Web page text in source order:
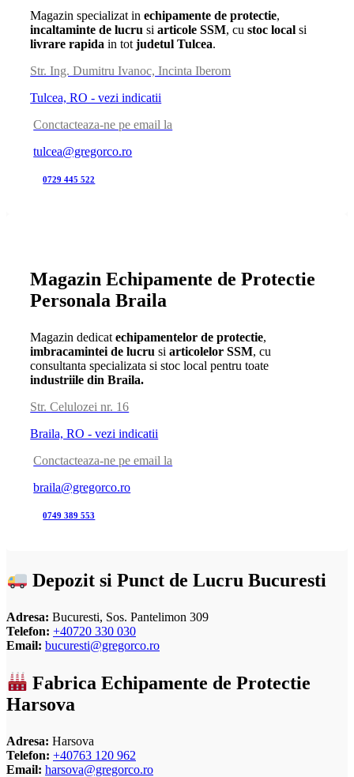
Magazin specializat inechipamente de protectie,
incaltaminte de lucru siarticole SSM, cu stoc local si
livrare rapida in totjudetul Tulcea.
Str. Ing. Dumitru Ivanoc, Incinta Iberom
Tulcea, RO - vezi indicatii
Conctacteaza-ne pe email la
tulcea@gregorco.ro
0729 445 522
Magazin Echipamente de Protectie
Personala Braila
Magazin dedicatechipamentelor de protectie,
imbracamintei de lucru siarticolelor SSM, cu
consultanta specializata si stoc local pentru toate
industriile din Braila.
Str. Celulozei nr. 16
Braila, RO - vezi indicatii
Conctacteaza-ne pe email la
braila@gregorco.ro
0749 389 553
Depozit si Punct de Lucru Bucuresti
Adresa: Bucuresti, Sos. Pantelimon 309
Telefon: +40720 330 030
Email: bucuresti@gregorco.ro
Fabrica Echipamente de Protectie
Harsova
Adresa: Harsova
Telefon: +40763 120 962
Email: harsova@gregorco.ro